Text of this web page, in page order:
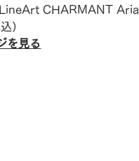
CHARMANT Aria
）
を見る